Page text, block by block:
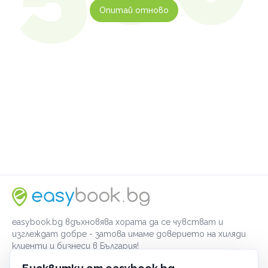
Опитай отново
easybook.bg вдъхновява хората да се чувстват и
изглеждат добре - затова имаме доверието на хиляди
клиенти и бизнеси в България!